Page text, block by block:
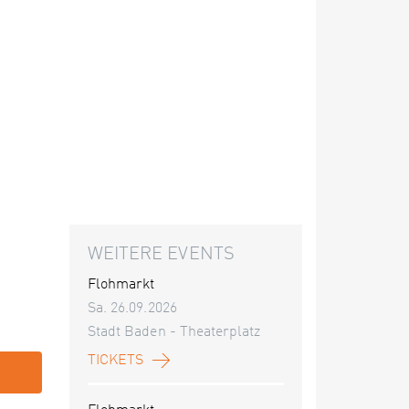
WEITERE EVENTS
Flohmarkt
Sa. 26.09.2026
Stadt Baden - Theaterplatz
TICKETS